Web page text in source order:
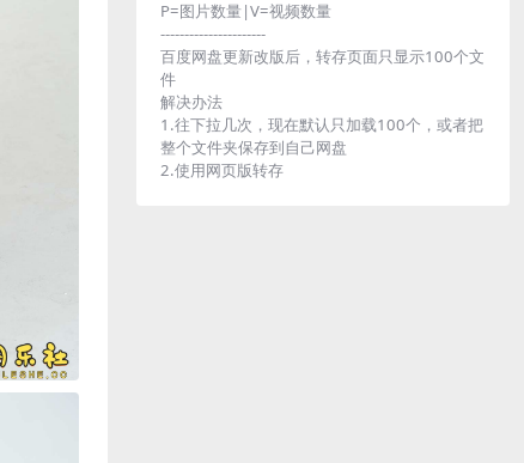
P=图片数量|V=视频数量
----------------------
百度网盘更新改版后，转存页面只显示100个文
件
解决办法
1.往下拉几次，现在默认只加载100个，或者把
整个文件夹保存到自己网盘
2.使用网页版转存